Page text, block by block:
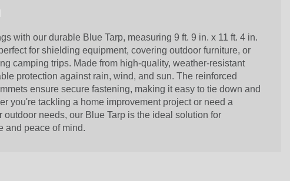
with our durable Blue Tarp, measuring 9 ft. 9 in. x 11 ft. 4 in.
for shielding equipment, covering outdoor furniture, or
camping trips. Made from high-quality, weather-resistant
protection against rain, wind, and sun. The reinforced
ensure secure fastening, making it easy to tie down and
you're tackling a home improvement project or need a
outdoor needs, our Blue Tarp is the ideal solution for
and peace of mind.